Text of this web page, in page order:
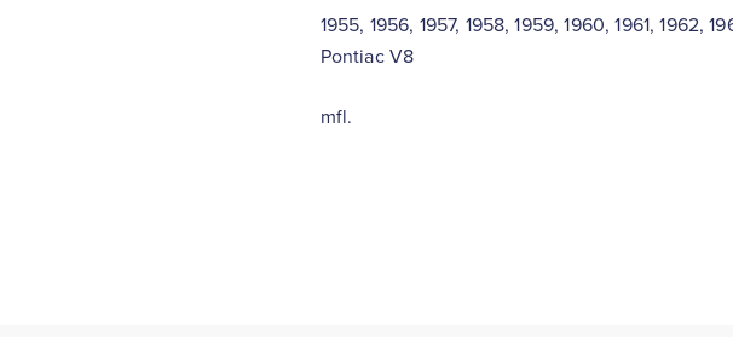
1955, 1956, 1957, 1958, 1959, 1960, 1961, 1962,
Pontiac V8
mfl.